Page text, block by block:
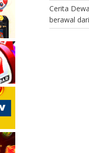
Cerita
berawal